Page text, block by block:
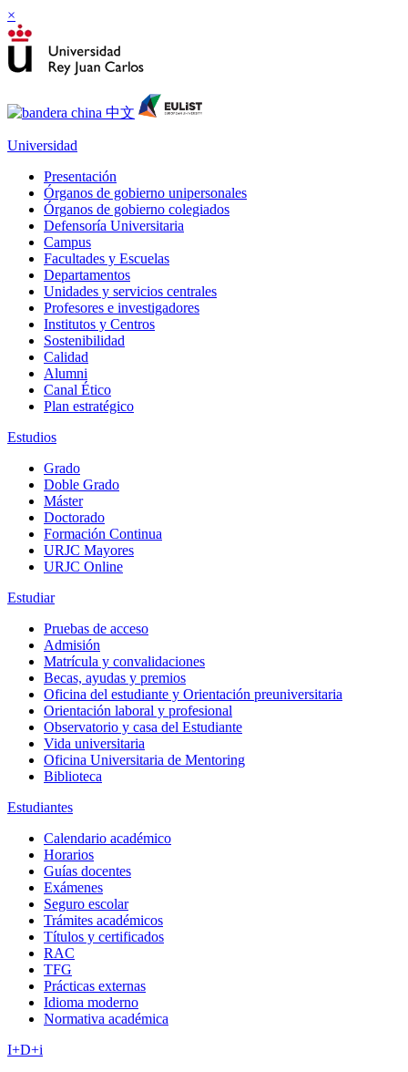
×
Universidad
Presentación
Órganos de gobierno unipersonales
Órganos de gobierno colegiados
Defensoría Universitaria
Campus
Facultades y Escuelas
Departamentos
Unidades y servicios centrales
Profesores e investigadores
Institutos y Centros
Sostenibilidad
Calidad
Alumni
Canal Ético
Plan estratégico
Estudios
Grado
Doble Grado
Máster
Doctorado
Formación Continua
URJC Mayores
URJC Online
Estudiar
Pruebas de acceso
Admisión
Matrícula y convalidaciones
Becas, ayudas y premios
Oficina del estudiante y Orientación preuniversitaria
Orientación laboral y profesional
Observatorio y casa del Estudiante
Vida universitaria
Oficina Universitaria de Mentoring
Biblioteca
Estudiantes
Calendario académico
Horarios
Guías docentes
Exámenes
Seguro escolar
Trámites académicos
Títulos y certificados
RAC
TFG
Prácticas externas
Idioma moderno
Normativa académica
I+D+i